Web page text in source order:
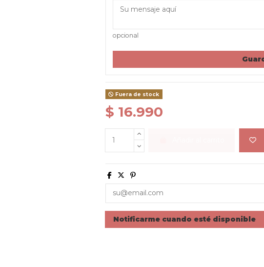
opcional
Fuera de stock
$ 16.990